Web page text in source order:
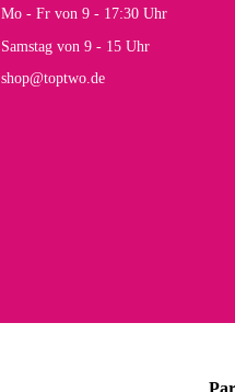
Mo - Fr von 9 - 17:30 Uhr
Samstag von 9 - 15 Uhr
shop@toptwo.de